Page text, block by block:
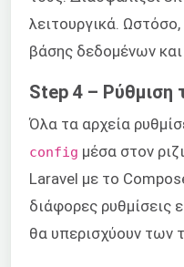
λειτουργικά.
βάσης δεδομένων
Step 4 – Ρύθμιση
Όλα τα αρχεία
config μέσα στον
Laravel με το
διάφορες ρυθμίσεις
θα υπερισχύουν των